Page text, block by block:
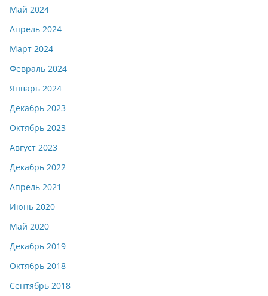
Май 2024
Апрель 2024
Март 2024
Февраль 2024
Январь 2024
Декабрь 2023
Октябрь 2023
Август 2023
Декабрь 2022
Апрель 2021
Июнь 2020
Май 2020
Декабрь 2019
Октябрь 2018
Сентябрь 2018